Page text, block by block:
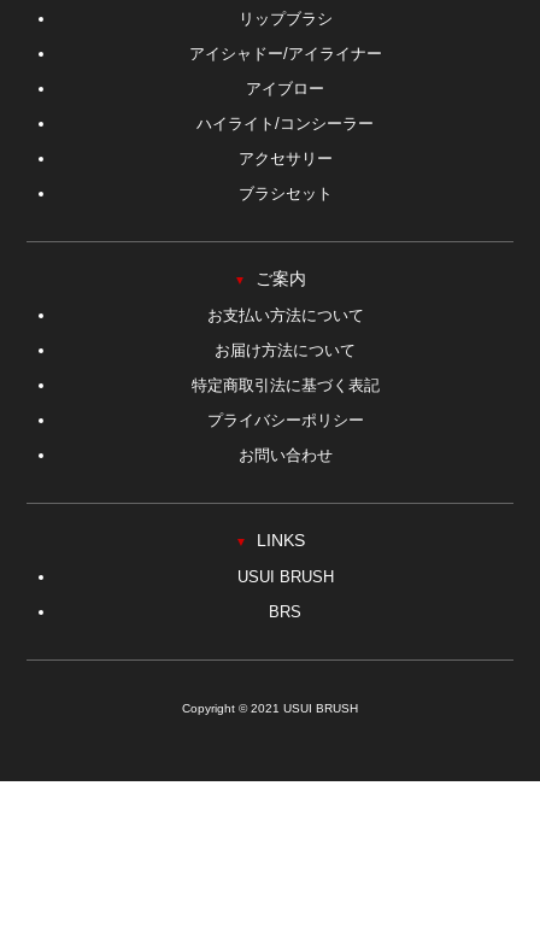
リップブラシ
アイシャドー/アイライナー
アイブロー
ハイライト/コンシーラー
アクセサリー
ブラシセット
▼ ご案内
お支払い方法について
お届け方法について
特定商取引法に基づく表記
プライバシーポリシー
お問い合わせ
▼ LINKS
USUI BRUSH
BRS
Copyright © 2021 USUI BRUSH